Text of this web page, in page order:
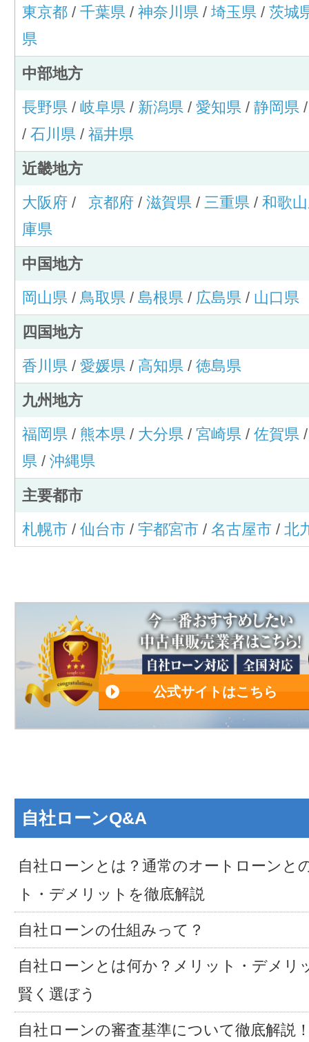
東京都/ 千葉県/ 神奈川県/ 埼玉県/ 茨城
県
中部地方
長野県/ 岐阜県/ 新潟県/ 愛知県/ 静岡県
/ 石川県/ 福井県
近畿地方
大阪府 / 京都府 / 滋賀県/ 三重県/ 和歌
庫県
中国地方
岡山県/ 鳥取県/ 島根県/ 広島県/ 山口県
四国地方
香川県/ 愛媛県/ 高知県/ 徳島県
九州地方
福岡県/ 熊本県/ 大分県/ 宮崎県/ 佐賀県
県/ 沖縄県
主要都市
札幌市 / 仙台市 / 宇都宮市 / 名古屋市 / 北
公式サイトはこちら
自社ローンQ&A
自社ローンとは？通常のオートローンと
ト・デメリットを徹底解説
自社ローンの仕組みって？
自社ローンとは何か？メリット・デメリ
賢く選ぼう
自社ローンの審査基準について徹底解説